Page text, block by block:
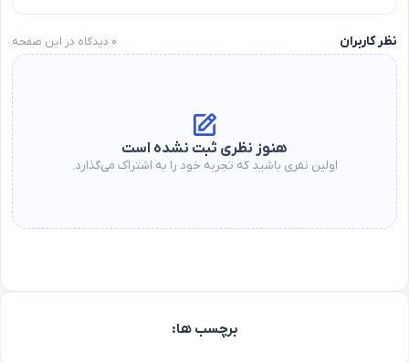
نظر کاربران ۰ دیدگاه در این صفحه
هنوز نظری ثبت نشده است
اولین نفری باشید که تجربه خود را به اشتراک می‌گذارد.
برچسب ها: